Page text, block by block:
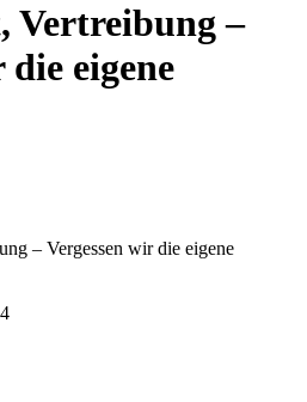
Vertreibung –
die eigene
– Vergessen wir die eigene